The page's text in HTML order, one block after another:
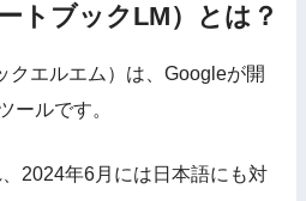
トブックLM）とは？
クエルエム）は、Googleが開
ールです。
2024年6月には日本語にも対